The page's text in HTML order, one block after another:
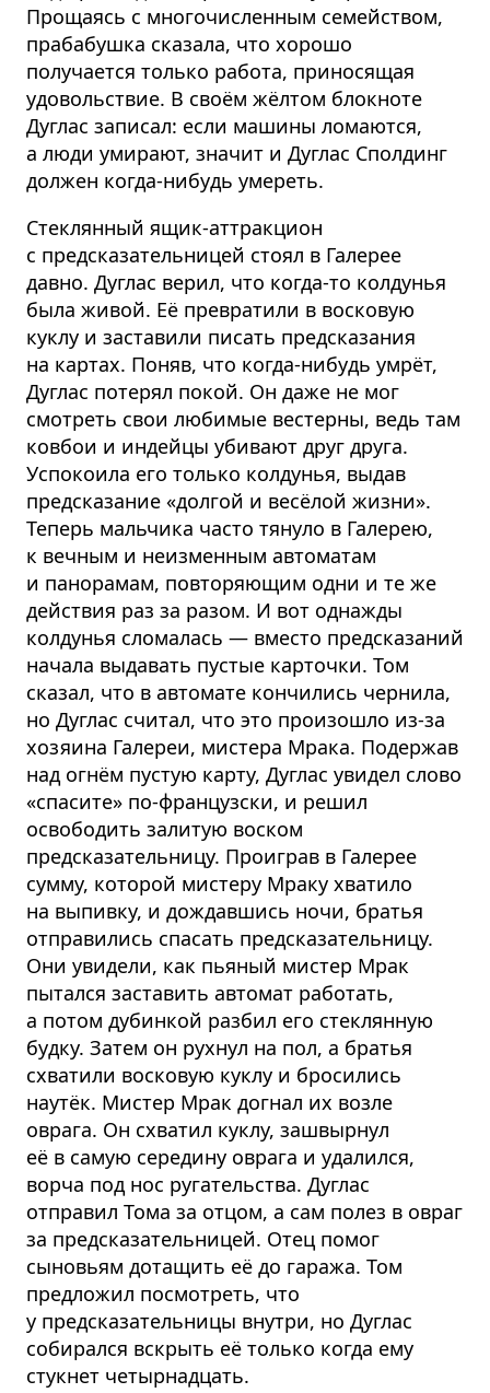
Прощаясь с многочисленным семейством,
прабабушка сказала, что хорошо
получается только работа, приносящая
удовольствие. В своём жёлтом блокноте
Дуглас записал: если машины ломаются,
а люди умирают, значит и Дуглас Сполдинг
должен когда-нибудь умереть.
Стеклянный ящик-аттракцион
с предсказательницей стоял в Галерее
давно. Дуглас верил, что когда-то колдунья
была живой. Её превратили в восковую
куклу и заставили писать предсказания
на картах. Поняв, что когда-нибудь умрёт,
Дуглас потерял покой. Он даже не мог
смотреть свои любимые вестерны, ведь там
ковбои и индейцы убивают друг друга.
Успокоила его только колдунья, выдав
предсказание «долгой и весёлой жизни».
Теперь мальчика часто тянуло в Галерею,
к вечным и неизменным автоматам
и панорамам, повторяющим одни и те же
действия раз за разом. И вот однажды
колдунья сломалась — вместо предсказаний
начала выдавать пустые карточки. Том
сказал, что в автомате кончились чернила,
но Дуглас считал, что это произошло из-за
хозяина Галереи, мистера Мрака. Подержав
над огнём пустую карту, Дуглас увидел слово
«спасите» по-французски, и решил
освободить залитую воском
предсказательницу. Проиграв в Галерее
сумму, которой мистеру Мраку хватило
на выпивку, и дождавшись ночи, братья
отправились спасать предсказательницу.
Они увидели, как пьяный мистер Мрак
пытался заставить автомат работать,
а потом дубинкой разбил его стеклянную
будку. Затем он рухнул на пол, а братья
схватили восковую куклу и бросились
наутёк. Мистер Мрак догнал их возле
оврага. Он схватил куклу, зашвырнул
её в самую середину оврага и удалился,
ворча под нос ругательства. Дуглас
отправил Тома за отцом, а сам полез в овраг
за предсказательницей. Отец помог
сыновьям дотащить её до гаража. Том
предложил посмотреть, что
у предсказательницы внутри, но Дуглас
собирался вскрыть её только когда ему
стукнет четырнадцать.